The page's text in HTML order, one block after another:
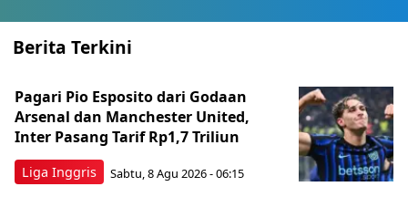
Berita Terkini
Liga Inggris
Pagari Pio Esposito dari Godaan
Arsenal dan Manchester United,
Inter Pasang Tarif Rp1,7 Triliun
Sabtu, 8 Agu 2026 - 06:15